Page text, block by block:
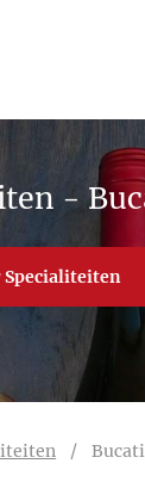
-
Specialiteiten
/